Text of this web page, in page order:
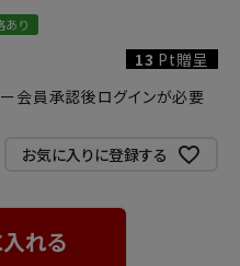
あり
13 Pt贈呈
会員承認後ログインが必要
お気に入りに登録する
れる